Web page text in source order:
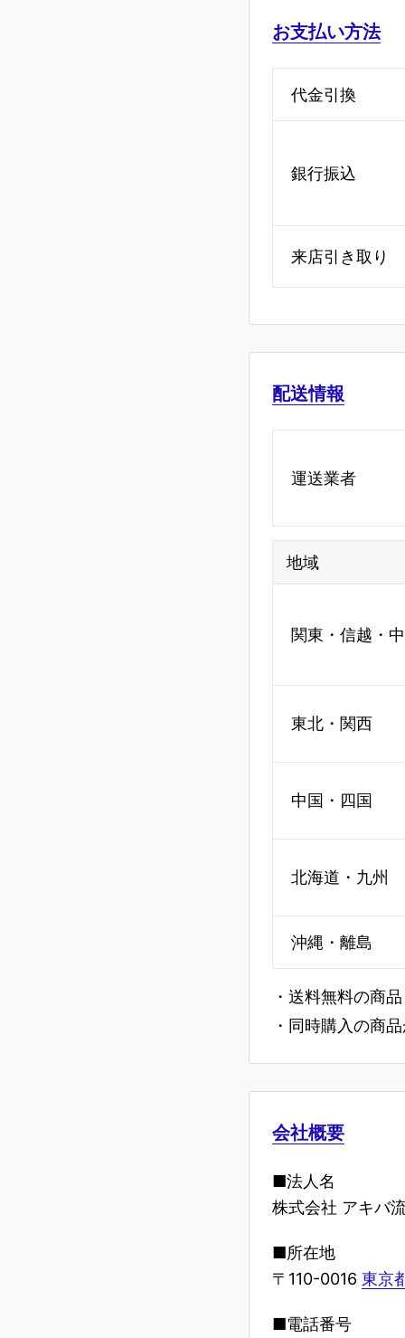
お支払い方法
代金引換
銀行振込
来店引き取り
配送情報
運送業者
地域
関東・信越・
東北・関西
中国・四国
北海道・九州
沖縄・離島
・送料無料の商
・同時購入の商
会社概要
■法人名
株式会社 アキバ
■所在地
〒110-0016 東京
■電話番号